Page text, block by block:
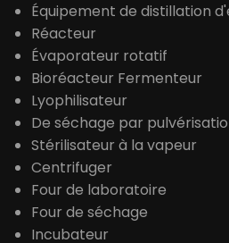
Équipement de distillation
Réacteur
Évaporateur rotatif
Bioréacteur Fermenteur
Lyophilisateur
De séchage par
Stérilisateur à la vapeur
Centrifuger
Four de laboratoire
Four de séchage
Incubateur